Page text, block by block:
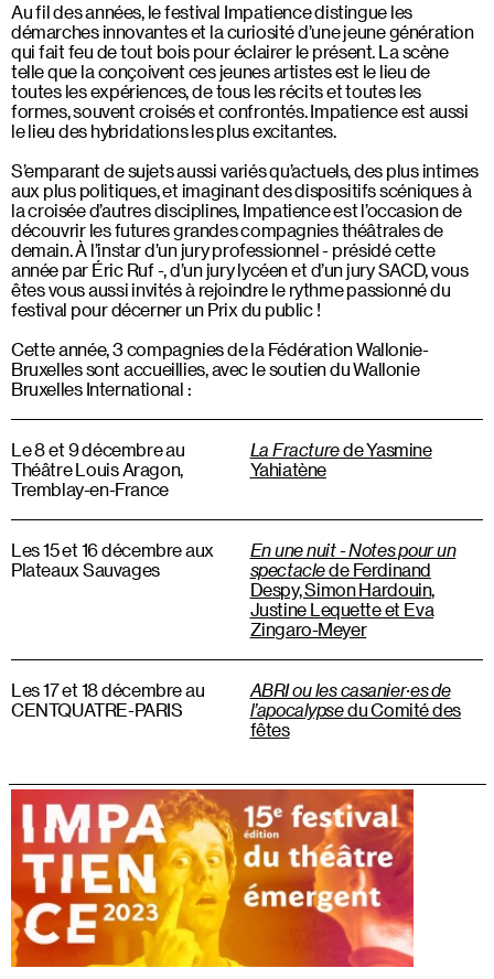
Au fil des années, le festival Impatience distingue les
démarches innovantes et la curiosité d’une jeune génération
qui fait feu de tout bois pour éclairer le présent. La scène
telle que la conçoivent ces jeunes artistes est le lieu de
toutes les expériences, de tous les récits et toutes les
formes, souvent croisés et confrontés. Impatience est aussi
le lieu des hybridations les plus excitantes.
S’emparant de sujets aussi variés qu’actuels, des plus intimes
aux plus politiques, et imaginant des dispositifs scéniques à
la croisée d’autres disciplines, Impatience est l’occasion de
découvrir les futures grandes compagnies théâtrales de
demain. À l’instar d’un jury professionnel - présidé cette
année par Éric Ruf -, d’un jury lycéen et d’un jury SACD, vous
êtes vous aussi invités à rejoindre le rythme passionné du
festival pour décerner un Prix du public !
Cette année, 3 compagnies de la Fédération Wallonie-
Bruxelles sont accueillies, avec le soutien du Wallonie
Bruxelles International :
Le 8 et 9 décembre au
Théâtre Louis Aragon,
Tremblay-en-France
La Fracturede Yasmine
Yahiatène
Les 15 et 16 décembre aux
Plateaux Sauvages
En une nuit - Notes pour un
spectaclede Ferdinand
Despy, Simon Hardouin,
Justine Lequette et Eva
Zingaro-Meyer
Les 17 et 18 décembre au
CENTQUATRE-PARIS
ABRI ou les casanier·es de
l’apocalypsedu Comité des
fêtes